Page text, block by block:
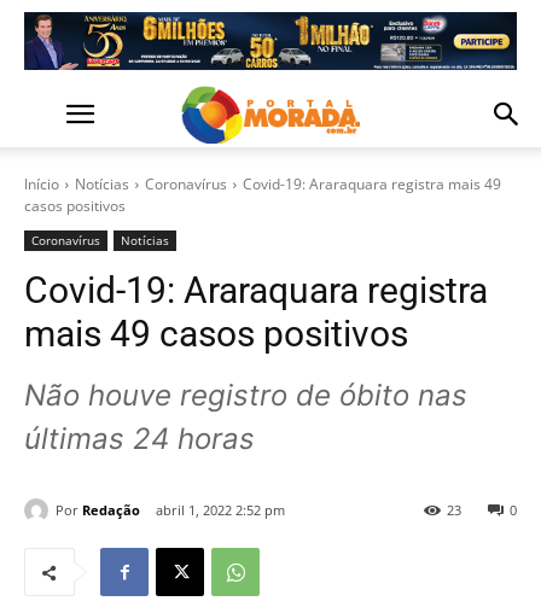
Início Notícias Coronavírus
Covid-19: Araraquara registra mais 49
casos positivos
Coronavírus Notícias
Covid-19: Araraquara registra
mais 49 casos positivos
Não houve registro de óbito nas
últimas 24 horas
Por Redação abril 1, 2022 2:52 pm 0
23